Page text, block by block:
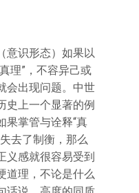
意识形态）如果以
理”，不容异己或
会出现问题。中世
史上一个显著的例
果掌管与诠释“真
去了制衡，那么
义感就很容易受到
道理，不论是什么